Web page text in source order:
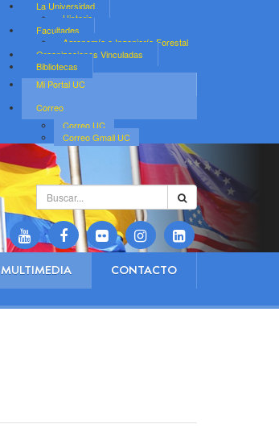
La Universidad
Historia
Facultades
Agronomía e Ingeniería Forestal
Organizaciones Vinculadas
Bibliotecas
Mi Portal UC
Correo
Correo UC
Correo Gmail UC
Buscar...
MULTIMEDIA CONTACTO